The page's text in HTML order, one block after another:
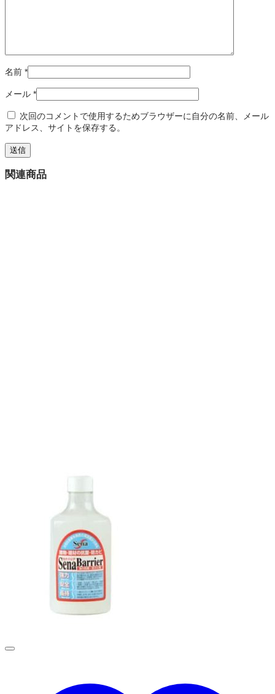
名前 *
メール *
次回のコメントで使用するためブラウザーに自分の名前、メール
アドレス、サイトを保存する。
関連商品